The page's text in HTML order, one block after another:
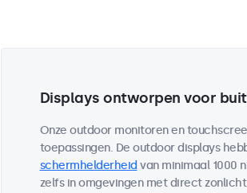
Displays ontworpen voor
Onze outdoor monitoren en
toepassingen. De outdoor displays
schermhelderheid van minimaal 1000
zelfs in omgevingen met direct